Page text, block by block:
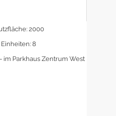
2000
Einheiten: 8
im Parkhaus Zentrum West